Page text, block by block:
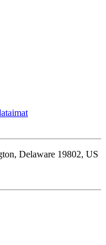
Delaware 19802, US